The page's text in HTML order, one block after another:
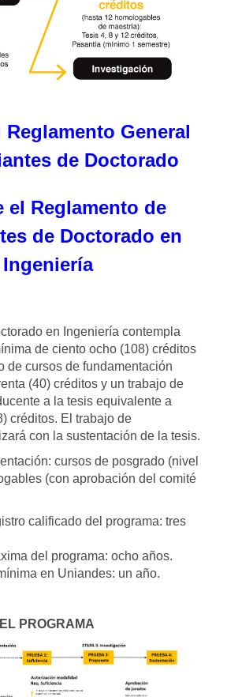
Reglamento General
de Doctorado
el Reglamento de
de Doctorado en
Ingeniería
en Ingeniería contempla
de ciento ocho (108) créditos
de cursos de fundamentación
(40) créditos y un trabajo de
a la tesis equivalente a
créditos. El trabajo de
con la sustentación de la tesis.
cursos de posgrado (nivel
(con aprobación del comité
calificado del programa: tres
del programa: ocho años.
en Uniandes: un año.
PROGRAMA